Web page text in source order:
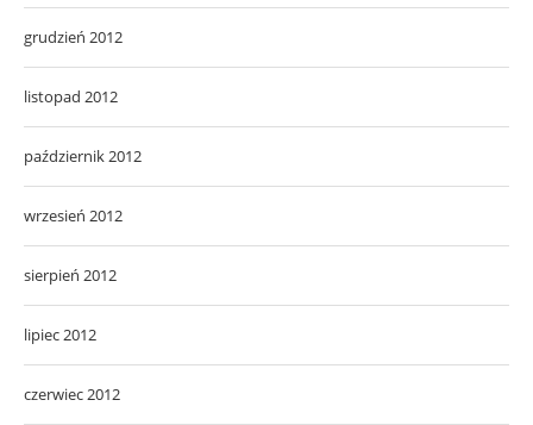
grudzień 2012
listopad 2012
październik 2012
wrzesień 2012
sierpień 2012
lipiec 2012
czerwiec 2012